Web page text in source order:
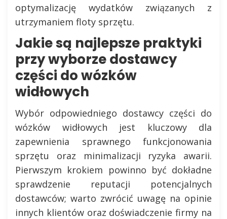
optymalizację wydatków związanych z
utrzymaniem floty sprzętu.
Jakie są najlepsze praktyki
przy wyborze dostawcy
części do wózków
widłowych
Wybór odpowiedniego dostawcy części do
wózków widłowych jest kluczowy dla
zapewnienia sprawnego funkcjonowania
sprzętu oraz minimalizacji ryzyka awarii.
Pierwszym krokiem powinno być dokładne
sprawdzenie reputacji potencjalnych
dostawców; warto zwrócić uwagę na opinie
innych klientów oraz doświadczenie firmy na